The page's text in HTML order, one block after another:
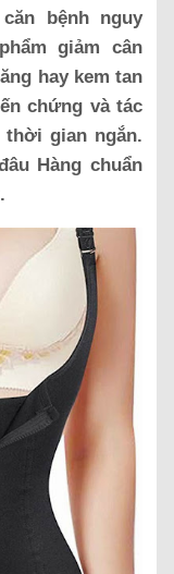
bệnh nguy
giảm cân
hay kem tan
chứng và tác
thời gian ngắn.
Hàng chuẩn